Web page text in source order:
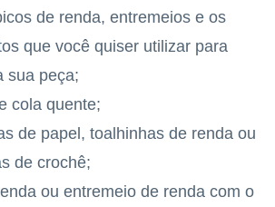
de renda, entremeios e os
que você quiser utilizar para
sua peça;
cola quente;
de papel, toalhinhas de renda ou
de crochê;
ou entremeio de renda com o